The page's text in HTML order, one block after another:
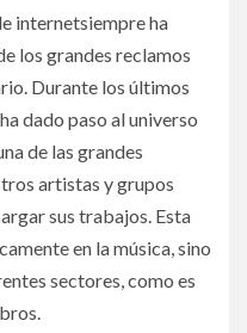
internetsiempre ha
los grandes reclamos
Durante los últimos
dado paso al universo
de las grandes
artistas y grupos
sus trabajos. Esta
en la música, sino
sectores, como es